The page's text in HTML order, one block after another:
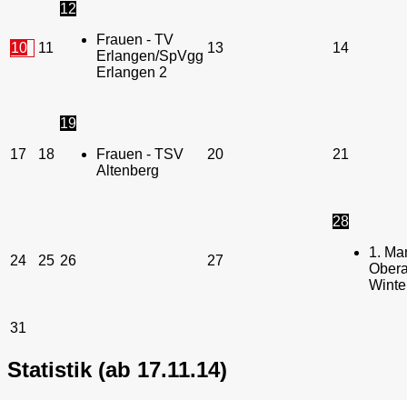
10 11
12
Frauen - TV
Erlangen/SpVgg
Erlangen 2
13 14
17 18
19
Frauen - TSV
Altenberg
20 21
24 25 26 27
28
1.
31
Statistik (ab 17.11.14)